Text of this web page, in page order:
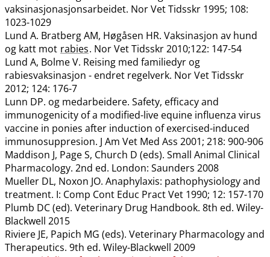
vaksinasjonasjonsarbeidet. Nor Vet Tidsskr 1995; 108:
1023-1029
Lund A. Bratberg AM, Høgåsen HR. Vaksinasjon av hund
og katt mot rabies. Nor Vet Tidsskr 2010;122: 147-54
Lund A, Bolme V. Reising med familiedyr og
rabiesvaksinasjon - endret regelverk. Nor Vet Tidsskr
2012; 124: 176-7
Lunn DP. og medarbeidere. Safety, efficacy and
immunogenicity of a modified-live equine influenza virus
vaccine in ponies after induction of exercised-induced
immunosuppresion. J Am Vet Med Ass 2001; 218: 900-906
Maddison J, Page S, Church D (eds). Small Animal Clinical
Pharmacology. 2nd ed. London: Saunders 2008
Mueller DL, Noxon JO. Anaphylaxis: pathophysiology and
treatment. I: Comp Cont Educ Pract Vet 1990; 12: 157-170
Plumb DC (ed). Veterinary Drug Handbook. 8th ed. Wiley-
Blackwell 2015
Riviere JE, Papich MG (eds). Veterinary Pharmacology and
Therapeutics. 9th ed. Wiley-Blackwell 2009